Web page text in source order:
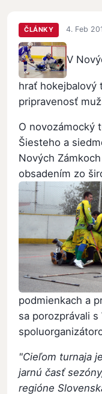
ČLÁNKY 4. Feb
V
hrať hokejbalový
pripravenosť
O novozámocký
Šiesteho a
Nových
obsadením zo
podmienkach a
sa porozprávali s
"Cieľom turnaja
jarnú časť
regióne